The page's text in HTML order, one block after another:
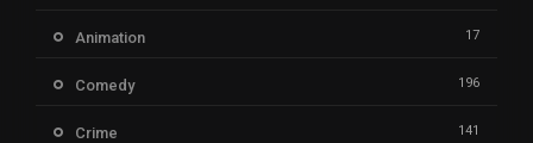
Animation 17
Comedy 196
Crime 141